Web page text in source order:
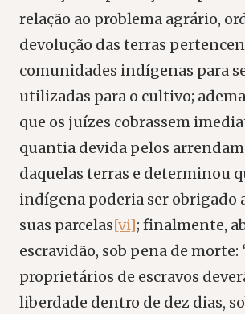
relação ao problema agrário,
devolução das terras
comunidades indígenas para
utilizadas para o cultivo;
que os juízes cobrassem
quantia devida pelos
daquelas terras e determinou
indígena poderia ser obrigado
suas parcelas[vi]; finalmente,
escravidão, sob pena de morte:
proprietários de escravos
liberdade dentro de dez dias,